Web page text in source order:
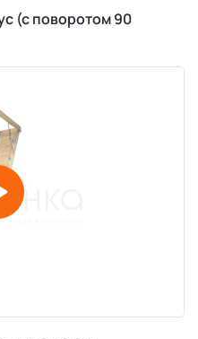
(с поворотом 90